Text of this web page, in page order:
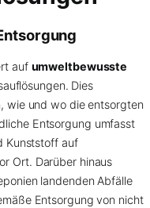
auf umweltbewusste
Dies
wie und wo die entsorgten
Entsorgung umfasst
Kunststoff auf
Ort. Darüber hinaus
landenden Abfälle
Entsorgung von nicht